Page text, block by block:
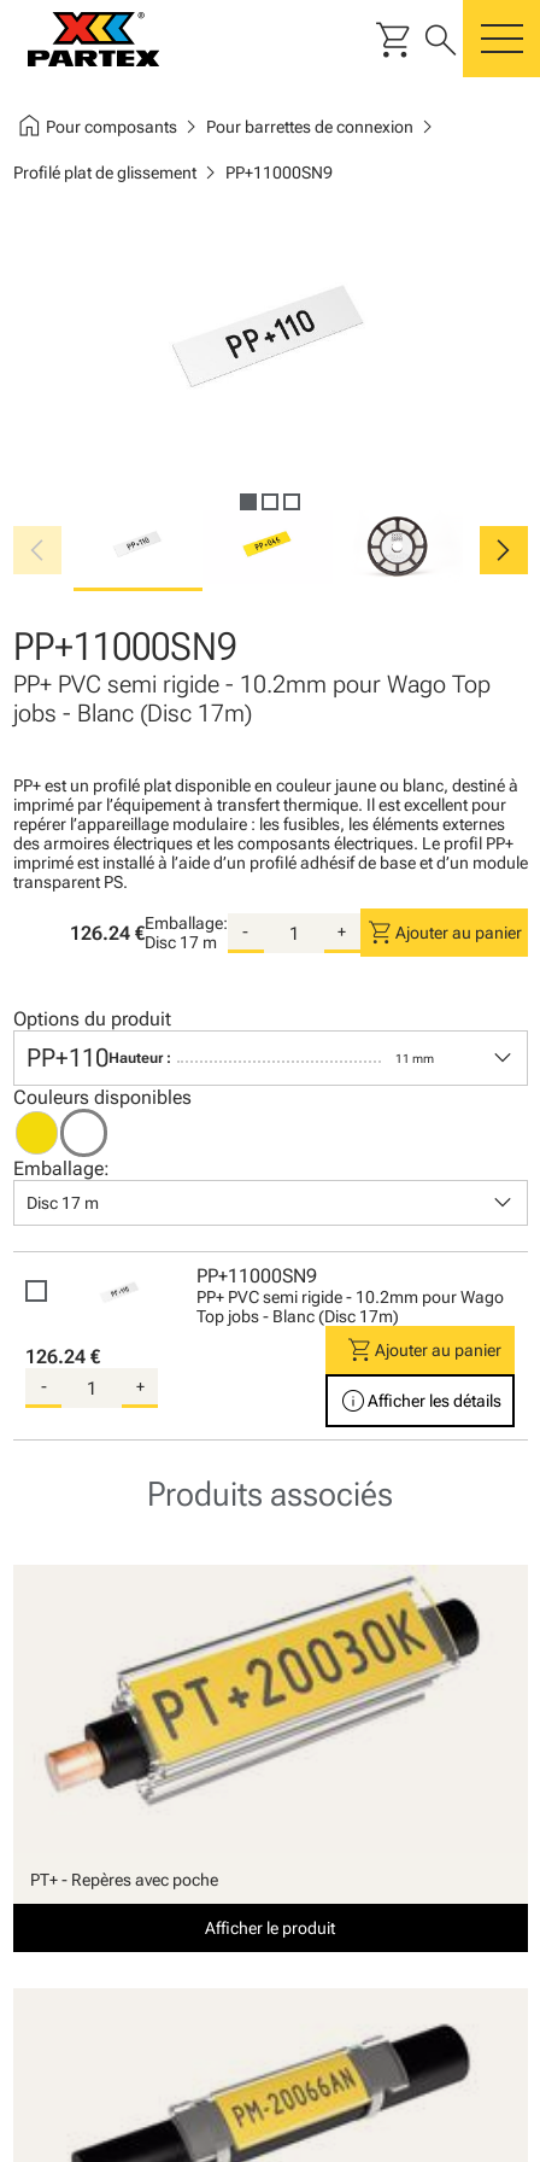
shopping_cart search
home Pour composantschevron_right Pour barrettes de connexion chevron_right
Profilé plat de glissementchevron_right PP+11000SN9
chevron_left chevron_right
PP+11000SN9
PP+ PVC semi rigide - 10.2mm pour Wago Top
jobs - Blanc (Disc 17m)
PP+ est un profilé plat disponible en couleur jaune ou blanc, destiné à
imprimé par l’équipement à transfert thermique. Il est excellent pour
repérer l’appareillage modulaire : les fusibles, les éléments externes
des armoires électriques et les composants électriques. Le profil PP+
imprimé est installé à l’aide d’un profilé adhésif de base et d’un module
transparent PS.
126.24 €Emballage:
Disc 17 m
- + shopping_cart Ajouter au panier
Options du produit
PP+110Hauteur : 11 mm keyboard_arrow_down
Couleurs disponibles
Emballage:
Disc 17 m keyboard_arrow_down
PP+11000SN9
PP+ PVC semi rigide - 10.2mm pour Wago
Top jobs - Blanc (Disc 17m)
126.24 €
- +
shopping_cart Ajouter au panier
infoAfficher les détails
Produits associés
PT+ - Repères avec poche
Afficher le produit